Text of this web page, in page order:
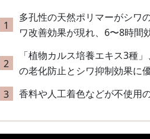
多孔性の天然ポリマーがシワ
ワ改善効果が現れ、6〜8時間
「植物カルス培養エキス3種
の老化防止とシワ抑制効果に
香料や人工着色などが不使用